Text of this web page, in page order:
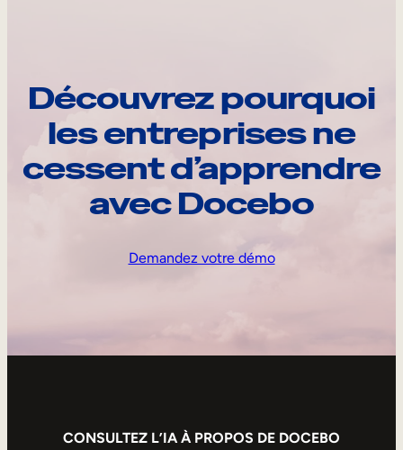
Découvrez pourquoi
les entreprises ne
cessent d’apprendre
avec Docebo
Demandez votre démo
CONSULTEZ L’IA À PROPOS DE DOCEBO